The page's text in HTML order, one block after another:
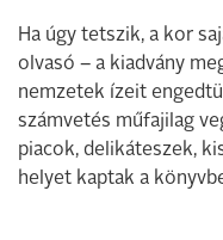
Ha úgy tetszik, a kor
olvasó – a kiadvány
nemzetek ízeit
számvetés műfajilag
piacok, delikáteszek,
helyet kaptak a